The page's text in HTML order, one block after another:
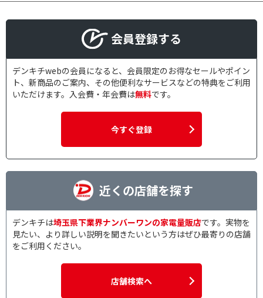
会員登録する
デンキチwebの会員になると、会員限定のお得なセールやポイン
ト、新商品のご案内、その他便利なサービスなどの特典をご利用
いただけます。入会費・年会費は無料です。
今すぐ登録
近くの店舗を探す
デンキチは埼玉県下業界ナンバーワンの家電量販店です。実物を
見たい、より詳しい説明を聞きたいという方はぜひ最寄りの店舗
をご利用ください。
店舗検索へ